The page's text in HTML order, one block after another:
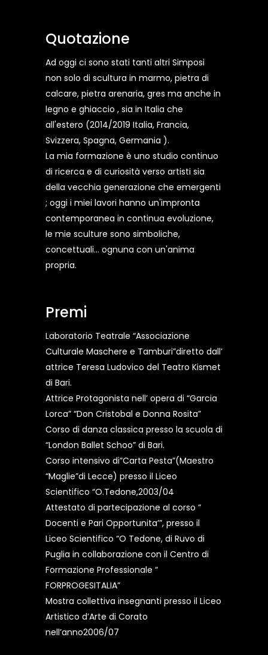
Quotazione
Ad oggi ci sono stati tanti altri Simposi
non solo di scultura in marmo, pietra di
calcare, pietra arenaria, gres ma anche in
legno e ghiaccio , sia in Italia che
all'estero (2014/2019 Italia, Francia,
Svizzera, Spagna, Germania ).
La mia formazione è uno studio continuo
di ricerca e di curiosità verso artisti sia
della vecchia generazione che emergenti
; oggi i miei lavori hanno un'impronta
contemporanea in continua evoluzione,
le mie sculture sono simboliche,
concettuali... ognuna con un'anima
propria.
Premi
Laboratorio Teatrale “Associazione
Culturale Maschere e Tamburi”diretto dall’
attrice Teresa Ludovico del Teatro Kismet
di Bari.
Attrice Protagonista nell’ opera di “Garcia
Lorca” “Don Cristobal e Donna Rosita”
Corso di danza classica presso la scuola di
“London Ballet Schoo” di Bari.
Corso intensivo di”Carta Pesta”(Maestro
“Maglie”di Lecce) presso il Liceo
Scientifico “O.Tedone,2003/04
Attestato di partecipazione al corso “
Docenti e Pari Opportunita’”, presso il
Liceo Scientifico “O Tedone, di Ruvo di
Puglia in collaborazione con il Centro di
Formazione Professionale “
FORPROGESITALIA”
Mostra collettiva insegnanti presso il Liceo
Artistico d’Arte di Corato
nell’anno2006/07